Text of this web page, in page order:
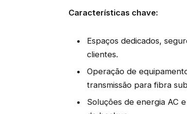
Características chave:
Espaços dedicados,
clientes.
Operação de
transmissão para fibra
Soluções de energia AC